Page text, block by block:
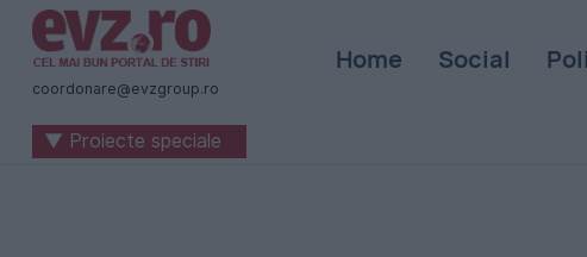
Știri
naționale
internaționale
coordonare@evzgroup.ro
Home Social
▼ Proiecte speciale